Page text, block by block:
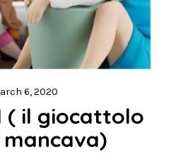
6, 2020
( il giocattolo